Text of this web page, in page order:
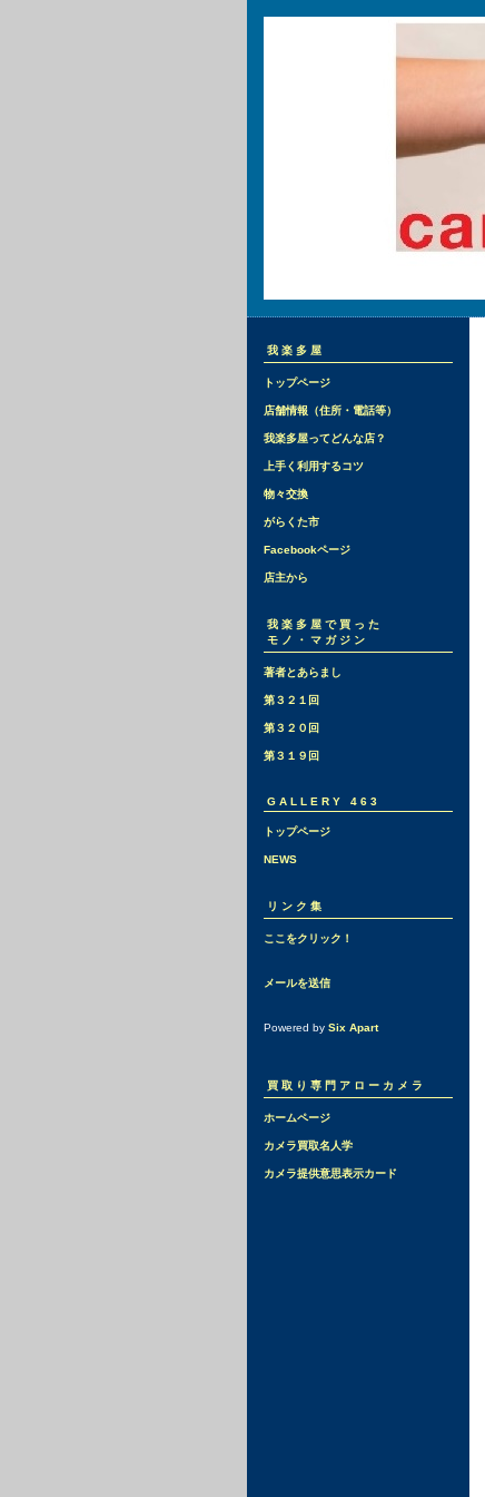
我楽多屋
トップページ
店舗情報（住所・電話等）
我楽多屋ってどんな店？
上手く利用するコツ
物々交換
がらくた市
Facebookページ
店主から
我楽多屋で買った
モノ・マガジン
著者とあらまし
第３２１回
第３２０回
第３１９回
GALLERY 463
トップページ
NEWS
リンク集
ここをクリック！
メールを送信
Powered by Six Apart
買取り専門アローカメラ
ホームページ
カメラ買取名人学
カメラ提供意思表示カード